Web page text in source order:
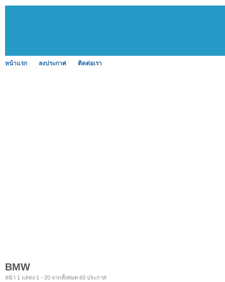
หน้าแรก ลงประกาศ ติดต่อเรา
BMW
หน้า 1 แสดง 1 - 20 จากทั้งหมด 60 ประกาศ